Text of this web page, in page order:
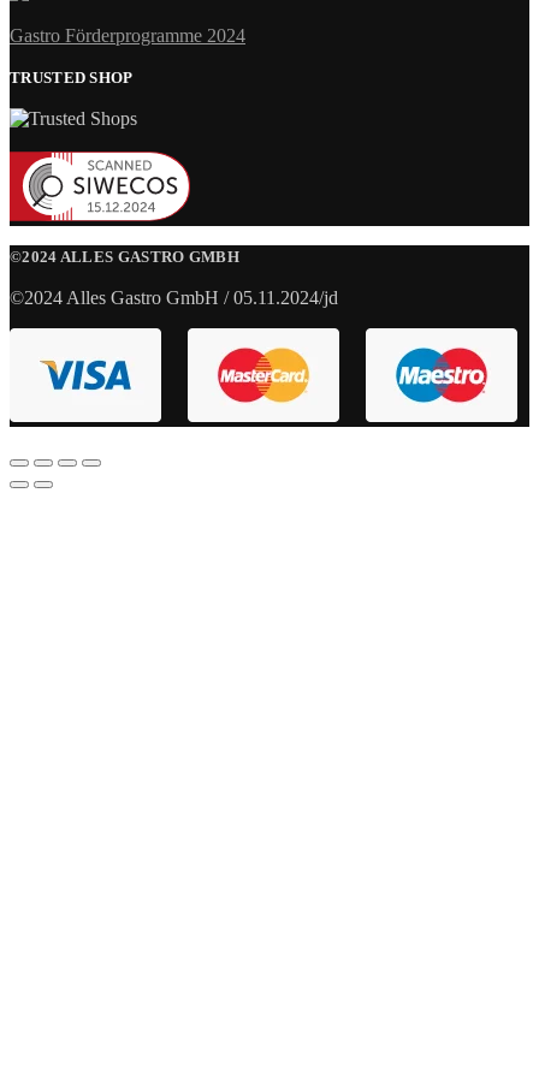
Gastro Förderprogramme 2024
TRUSTED SHOP
©2024 ALLES GASTRO GMBH
©2024 Alles Gastro GmbH / 05.11.2024/jd